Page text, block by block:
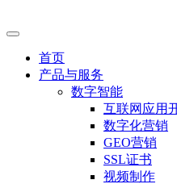
首页
产品与服务
数字智能
互联网应用
数字化营销
GEO营销
SSL证书
视频制作